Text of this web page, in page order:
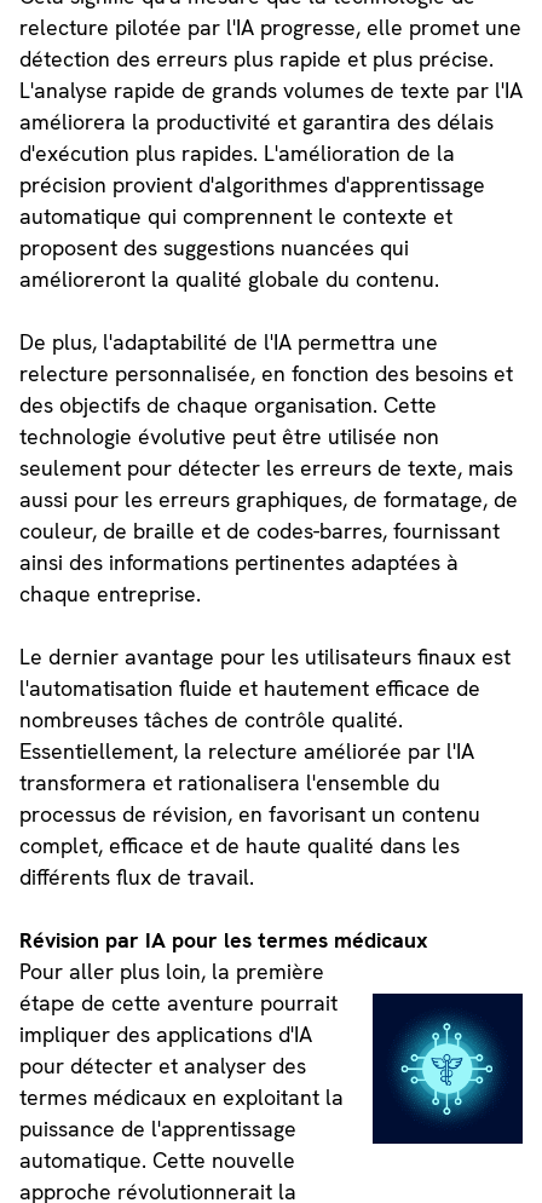
relecture pilotée par l'IA progresse, elle promet une
détection des erreurs plus rapide et plus précise.
L'analyse rapide de grands volumes de texte par l'IA
améliorera la productivité et garantira des délais
d'exécution plus rapides. L'amélioration de la
précision provient d'algorithmes d'apprentissage
automatique qui comprennent le contexte et
proposent des suggestions nuancées qui
amélioreront la qualité globale du contenu.
De plus, l'adaptabilité de l'IA permettra une
relecture personnalisée, en fonction des besoins et
des objectifs de chaque organisation. Cette
technologie évolutive peut être utilisée non
seulement pour détecter les erreurs de texte, mais
aussi pour les erreurs graphiques, de formatage, de
couleur, de braille et de codes-barres, fournissant
ainsi des informations pertinentes adaptées à
chaque entreprise.
Le dernier avantage pour les utilisateurs finaux est
l'automatisation fluide et hautement efficace de
nombreuses tâches de contrôle qualité.
Essentiellement, la relecture améliorée par l'IA
transformera et rationalisera l'ensemble du
processus de révision, en favorisant un contenu
complet, efficace et de haute qualité dans les
différents flux de travail.
Révision par IA pour les termes médicaux
Pour aller plus loin, la première
étape de cette aventure pourrait
impliquer des applications d'IA
pour détecter et analyser des
termes médicaux en exploitant la
puissance de l'apprentissage
automatique. Cette nouvelle
approche révolutionnerait la